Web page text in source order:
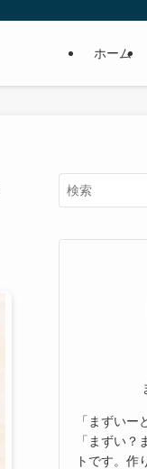
ホーム
「まずい
「まずい
トです。作